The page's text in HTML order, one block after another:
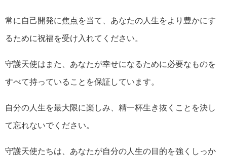
常に自己開発に焦点を当て、あなたの人生をより豊かにす
るために祝福を受け入れてください。
守護天使はまた、あなたが幸せになるために必要なものを
すべて持っていることを保証しています。
自分の人生を最大限に楽しみ、精一杯生き抜くことを決し
て忘れないでください。
守護天使たちは、あなたが自分の人生の目的を強くしっか